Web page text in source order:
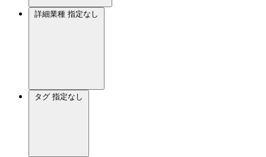
詳細業種 指定なし
タグ 指定なし